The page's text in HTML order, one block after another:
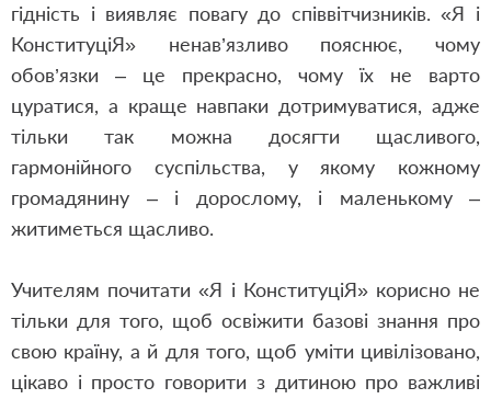
гідність і виявляє повагу до співвітчизників. «Я і
КонституціЯ» ненав’язливо пояснює, чому
обов’язки – це прекрасно, чому їх не варто
цуратися, а краще навпаки дотримуватися, адже
тільки так можна досягти щасливого,
гармонійного суспільства, у якому кожному
громадянину – і дорослому, і маленькому –
житиметься щасливо.
Учителям почитати «Я і КонституціЯ» корисно не
тільки для того, щоб освіжити базові знання про
свою країну, а й для того, щоб уміти цивілізовано,
цікаво і просто говорити з дитиною про важливі